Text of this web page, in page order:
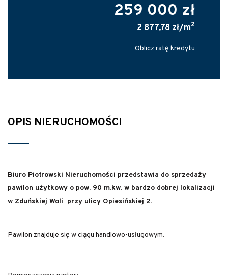
259 000 zł
2 877,78 zł/m2
Oblicz ratę kredytu
OPIS NIERUCHOMOŚCI
Biuro Piotrowski Nieruchomości przedstawia do sprzedaży
pawilon użytkowy o pow. 90 m.kw. w bardzo dobrej lokalizacji
w Zduńskiej Woli przy ulicy Opiesińskiej 2.
Pawilon znajduje się w ciągu handlowo-usługowym.